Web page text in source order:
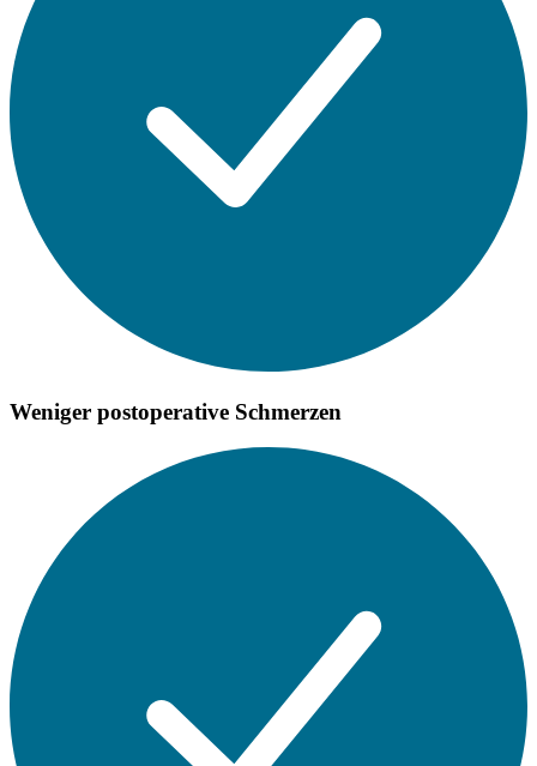
Weniger postoperative Schmerzen